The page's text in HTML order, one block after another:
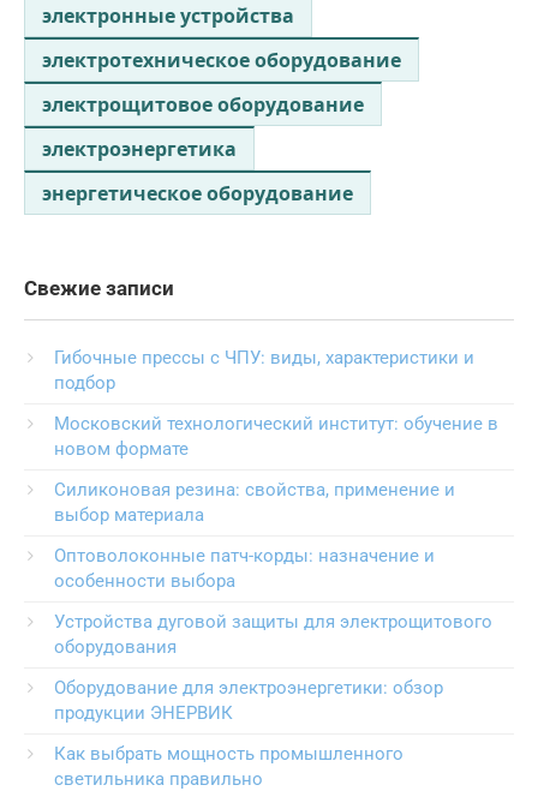
электронные устройства
электротехническое оборудование
электрощитовое оборудование
электроэнергетика
энергетическое оборудование
Свежие записи
Гибочные прессы с ЧПУ: виды, характеристики и
подбор
Московский технологический институт: обучение в
новом формате
Силиконовая резина: свойства, применение и
выбор материала
Оптоволоконные патч-корды: назначение и
особенности выбора
Устройства дуговой защиты для электрощитового
оборудования
Оборудование для электроэнергетики: обзор
продукции ЭНЕРВИК
Как выбрать мощность промышленного
светильника правильно